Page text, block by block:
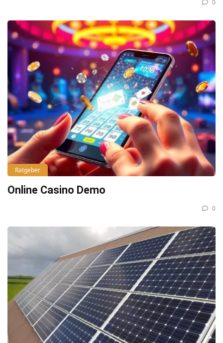
0
Ratgeber
Online Casino Demo
0